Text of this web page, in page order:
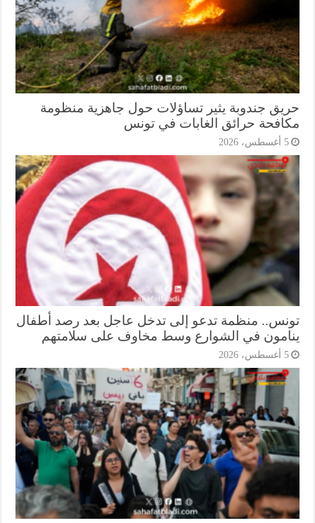
جندوبة يثير تساؤلات حول جاهزية منظومة
حرائق الغابات في تونس
منظمة تدعو إلى تدخل عاجل بعد رصد أطفال
في الشوارع وسط مخاوف على سلامتهم